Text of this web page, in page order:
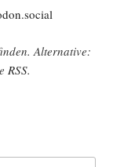
Alter­na­ti­ve:
RSS.